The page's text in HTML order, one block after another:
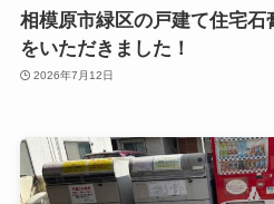
相模原市緑区の戸建て住宅
をいただきました！
2026年7月12日